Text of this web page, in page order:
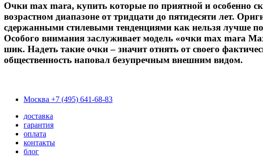
Очки max mara, купить которые по приятной и особенно
возрастном диапазоне от тридцати до пятидесяти лет.
сдержанными стилевыми тенденциями как нельзя лучше
Особого внимания заслуживает модель «очки max mara
шик. Надеть такие очки – значит отнять от своего
общественность наповал безупречным внешним видом.
Москва +7 (495) 641-68-83
доставка
гарантия
оплата
контакты
блог